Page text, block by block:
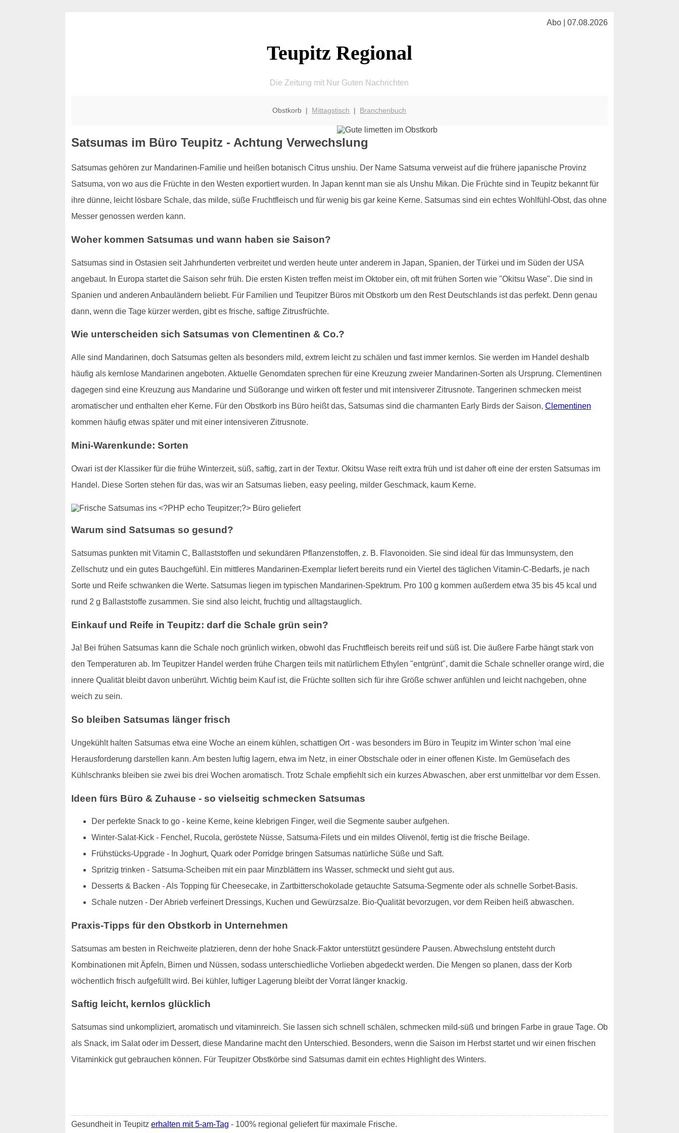
Abo | 07.08.2026
Teupitz Regional
Die Zeitung mit Nur Guten Nachrichten
Obstkorb | Mittagstisch | Branchenbuch
Satsumas im Büro Teupitz - Achtung Verwechslung
Satsumas gehören zur Mandarinen-Familie und heißen botanisch Citrus unshiu. Der Name Satsuma verweist auf die frühere japanische Provinz
Satsuma, von wo aus die Früchte in den Westen exportiert wurden. In Japan kennt man sie als Unshu Mikan. Die Früchte sind in Teupitz bekannt für
ihre dünne, leicht lösbare Schale, das milde, süße Fruchtfleisch und für wenig bis gar keine Kerne. Satsumas sind ein echtes Wohlfühl-Obst, das ohne
Messer genossen werden kann.
Woher kommen Satsumas und wann haben sie Saison?
Satsumas sind in Ostasien seit Jahrhunderten verbreitet und werden heute unter anderem in Japan, Spanien, der Türkei und im Süden der USA
angebaut. In Europa startet die Saison sehr früh. Die ersten Kisten treffen meist im Oktober ein, oft mit frühen Sorten wie "Okitsu Wase". Die sind in
Spanien und anderen Anbauländern beliebt. Für Familien und Teupitzer Büros mit Obstkorb um den Rest Deutschlands ist das perfekt. Denn genau
dann, wenn die Tage kürzer werden, gibt es frische, saftige Zitrusfrüchte.
Wie unterscheiden sich Satsumas von Clementinen & Co.?
Alle sind Mandarinen, doch Satsumas gelten als besonders mild, extrem leicht zu schälen und fast immer kernlos. Sie werden im Handel deshalb
häufig als kernlose Mandarinen angeboten. Aktuelle Genomdaten sprechen für eine Kreuzung zweier Mandarinen-Sorten als Ursprung. Clementinen
dagegen sind eine Kreuzung aus Mandarine und Süßorange und wirken oft fester und mit intensiverer Zitrusnote. Tangerinen schmecken meist
aromatischer und enthalten eher Kerne. Für den Obstkorb ins Büro heißt das, Satsumas sind die charmanten Early Birds der Saison, Clementinen
kommen häufig etwas später und mit einer intensiveren Zitrusnote.
Mini-Warenkunde: Sorten
Owari ist der Klassiker für die frühe Winterzeit, süß, saftig, zart in der Textur. Okitsu Wase reift extra früh und ist daher oft eine der ersten Satsumas im
Handel. Diese Sorten stehen für das, was wir an Satsumas lieben, easy peeling, milder Geschmack, kaum Kerne.
Warum sind Satsumas so gesund?
Satsumas punkten mit Vitamin C, Ballaststoffen und sekundären Pflanzenstoffen, z. B. Flavonoiden. Sie sind ideal für das Immunsystem, den
Zellschutz und ein gutes Bauchgefühl. Ein mittleres Mandarinen-Exemplar liefert bereits rund ein Viertel des täglichen Vitamin-C-Bedarfs, je nach
Sorte und Reife schwanken die Werte. Satsumas liegen im typischen Mandarinen-Spektrum. Pro 100 g kommen außerdem etwa 35 bis 45 kcal und
rund 2 g Ballaststoffe zusammen. Sie sind also leicht, fruchtig und alltagstauglich.
Einkauf und Reife in Teupitz: darf die Schale grün sein?
Ja! Bei frühen Satsumas kann die Schale noch grünlich wirken, obwohl das Fruchtfleisch bereits reif und süß ist. Die äußere Farbe hängt stark von
den Temperaturen ab. Im Teupitzer Handel werden frühe Chargen teils mit natürlichem Ethylen "entgrünt", damit die Schale schneller orange wird, die
innere Qualität bleibt davon unberührt. Wichtig beim Kauf ist, die Früchte sollten sich für ihre Größe schwer anfühlen und leicht nachgeben, ohne
weich zu sein.
So bleiben Satsumas länger frisch
Ungekühlt halten Satsumas etwa eine Woche an einem kühlen, schattigen Ort - was besonders im Büro in Teupitz im Winter schon 'mal eine
Herausforderung darstellen kann. Am besten luftig lagern, etwa im Netz, in einer Obstschale oder in einer offenen Kiste. Im Gemüsefach des
Kühlschranks bleiben sie zwei bis drei Wochen aromatisch. Trotz Schale empfiehlt sich ein kurzes Abwaschen, aber erst unmittelbar vor dem Essen.
Ideen fürs Büro & Zuhause - so vielseitig schmecken Satsumas
Der perfekte Snack to go - keine Kerne, keine klebrigen Finger, weil die Segmente sauber aufgehen.
Winter-Salat-Kick - Fenchel, Rucola, geröstete Nüsse, Satsuma-Filets und ein mildes Olivenöl, fertig ist die frische Beilage.
Frühstücks-Upgrade - In Joghurt, Quark oder Porridge bringen Satsumas natürliche Süße und Saft.
Spritzig trinken - Satsuma-Scheiben mit ein paar Minzblättern ins Wasser, schmeckt und sieht gut aus.
Desserts & Backen - Als Topping für Cheesecake, in Zartbitterschokolade getauchte Satsuma-Segmente oder als schnelle Sorbet-Basis.
Schale nutzen - Der Abrieb verfeinert Dressings, Kuchen und Gewürzsalze. Bio-Qualität bevorzugen, vor dem Reiben heiß abwaschen.
Praxis-Tipps für den Obstkorb in Unternehmen
Satsumas am besten in Reichweite platzieren, denn der hohe Snack-Faktor unterstützt gesündere Pausen. Abwechslung entsteht durch
Kombinationen mit Äpfeln, Birnen und Nüssen, sodass unterschiedliche Vorlieben abgedeckt werden. Die Mengen so planen, dass der Korb
wöchentlich frisch aufgefüllt wird. Bei kühler, luftiger Lagerung bleibt der Vorrat länger knackig.
Saftig leicht, kernlos glücklich
Satsumas sind unkompliziert, aromatisch und vitaminreich. Sie lassen sich schnell schälen, schmecken mild-süß und bringen Farbe in graue Tage. Ob
als Snack, im Salat oder im Dessert, diese Mandarine macht den Unterschied. Besonders, wenn die Saison im Herbst startet und wir einen frischen
Vitaminkick gut gebrauchen können. Für Teupitzer Obstkörbe sind Satsumas damit ein echtes Highlight des Winters.
Gesundheit in Teupitz erhalten mit 5-am-Tag - 100% regional geliefert für maximale Frische.